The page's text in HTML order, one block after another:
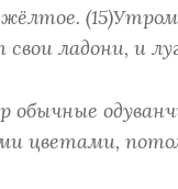
ладони, и
обычные
цветами,